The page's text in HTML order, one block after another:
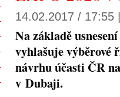
14.02.2017 / 17:55
Na základě
vyhlašuje výběrové
návrhu účasti ČR
v Dubaji.